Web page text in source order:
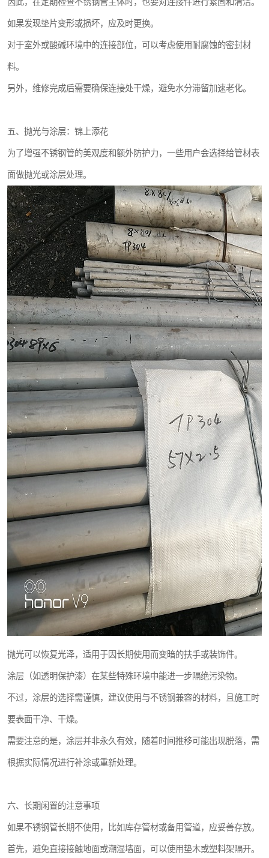
如果发现垫片变形或损坏，应及时更换。
对于室外或酸碱环境中的连接部位，可以考虑使用耐腐蚀的密封材
料。
另外，维修完成后需要确保连接处干燥，避免水分滞留加速老化。
五、抛光与涂层：锦上添花
为了增强不锈钢管的美观度和额外防护力，一些用户会选择给管材表
面做抛光或涂层处理。
抛光可以恢复光泽，适用于因长期使用而变暗的扶手或装饰件。
涂层（如透明保护漆）在某些特殊环境中能进一步隔绝污染物。
不过，涂层的选择需谨慎，建议使用与不锈钢兼容的材料，且施工时
要表面干净、干燥。
需要注意的是，涂层并非永久有效，随着时间推移可能出现脱落，需
根据实际情况进行补涂或重新处理。
六、长期闲置的注意事项
如果不锈钢管长期不使用，比如库存管材或备用管道，应妥善存放。
首先，避免直接接触地面或潮湿墙面，可以使用垫木或塑料架隔开。